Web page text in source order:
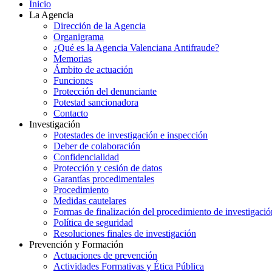
Inicio
La Agencia
Dirección de la Agencia
Organigrama
¿Qué es la Agencia Valenciana Antifraude?
Memorias
Ámbito de actuación
Funciones
Protección del denunciante
Potestad sancionadora
Contacto
Investigación
Potestades de investigación e inspección
Deber de colaboración
Confidencialidad
Protección y cesión de datos
Garantías procedimentales
Procedimiento
Medidas cautelares
Formas de finalización del procedimiento de
Política de seguridad
Resoluciones finales de investigación
Prevención y Formación
Actuaciones de prevención
Actividades Formativas y Ética Pública